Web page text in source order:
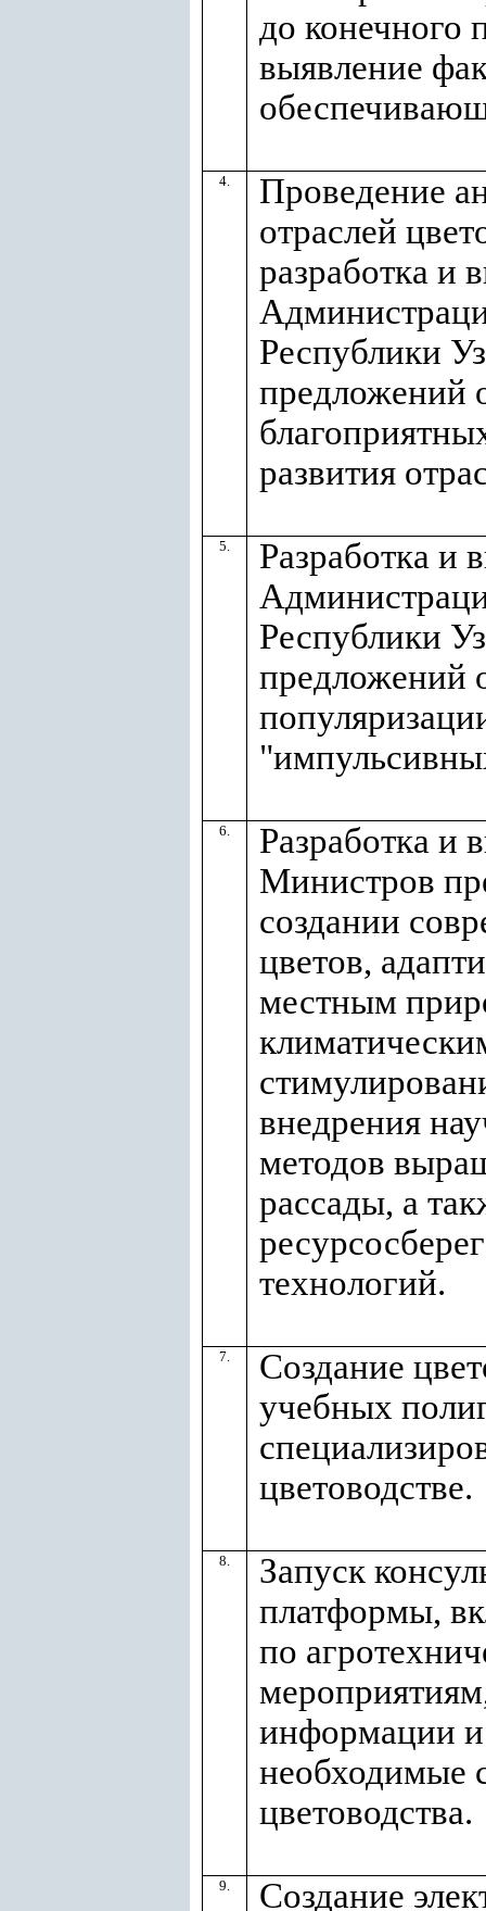
до конечного
выявление
4.
Проведение
отраслей
разработка и
Республики
предложений
развития
5.
Разработка и
Республики
предложений
6.
Разработка и
Министров
создании
цветов,
местным
внедрения
методов
рассады, а
технологий.
7.
Создание
учебных
цветоводстве.
8.
Запуск
платформы,
по
информации
необходимые
цветоводства.
9.
Создание